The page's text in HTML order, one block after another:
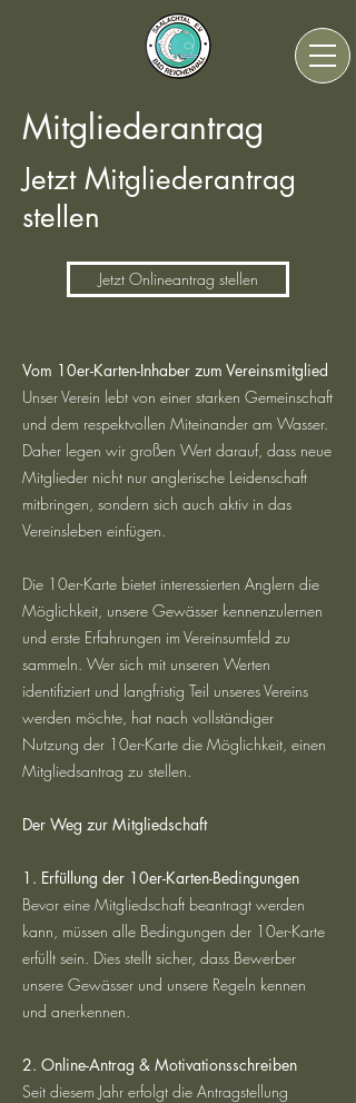
Mitgliederantrag
Jetzt Mitgliederantrag
stellen
Jetzt Onlineantrag stellen
Vom 10er-Karten-Inhaber zum Vereinsmitglied
Unser Verein lebt von einer starken Gemeinschaft
und dem respektvollen Miteinander am Wasser.
Daher legen wir großen Wert darauf, dass neue
Mitglieder nicht nur anglerische Leidenschaft
mitbringen, sondern sich auch aktiv in das
Vereinsleben einfügen.
Die 10er-Karte bietet interessierten Anglern die
Möglichkeit, unsere Gewässer kennenzulernen
und erste Erfahrungen im Vereinsumfeld zu
sammeln. Wer sich mit unseren Werten
identifiziert und langfristig Teil unseres Vereins
werden möchte, hat nach vollständiger
Nutzung der 10er-Karte die Möglichkeit, einen
Mitgliedsantrag zu stellen.
Der Weg zur Mitgliedschaft
1. Erfüllung der 10er-Karten-Bedingungen
Bevor eine Mitgliedschaft beantragt werden
kann, müssen alle Bedingungen der 10er-Karte
erfüllt sein. Dies stellt sicher, dass Bewerber
unsere Gewässer und unsere Regeln kennen
und anerkennen.
2. Online-Antrag & Motivationsschreiben
Seit diesem Jahr erfolgt die Antragstellung